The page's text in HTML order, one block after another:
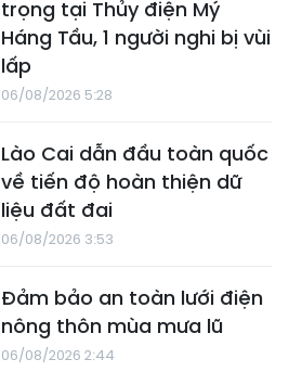
trọng tại Thủy điện Mý
Háng Tầu, 1 người nghi bị vùi
lấp
06/08/2026 5:28
Lào Cai dẫn đầu toàn quốc
về tiến độ hoàn thiện dữ
liệu đất đai
06/08/2026 3:53
Đảm bảo an toàn lưới điện
nông thôn mùa mưa lũ
06/08/2026 2:44